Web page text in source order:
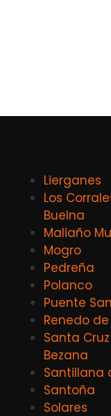
Lierganes
Los
Buelna
Maliaño
Mogro
Pedreña
Polanco
Puente
Renedo
Santa
Bezana
Santillana
Santoña
Solares